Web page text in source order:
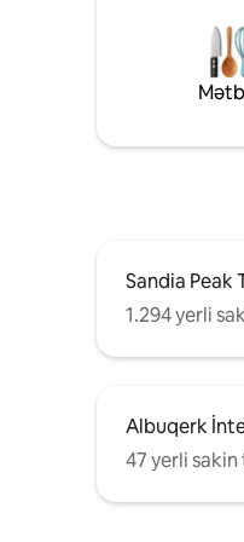
Sandia Peak
1.294 yerli
Albuqerk
47 yerli